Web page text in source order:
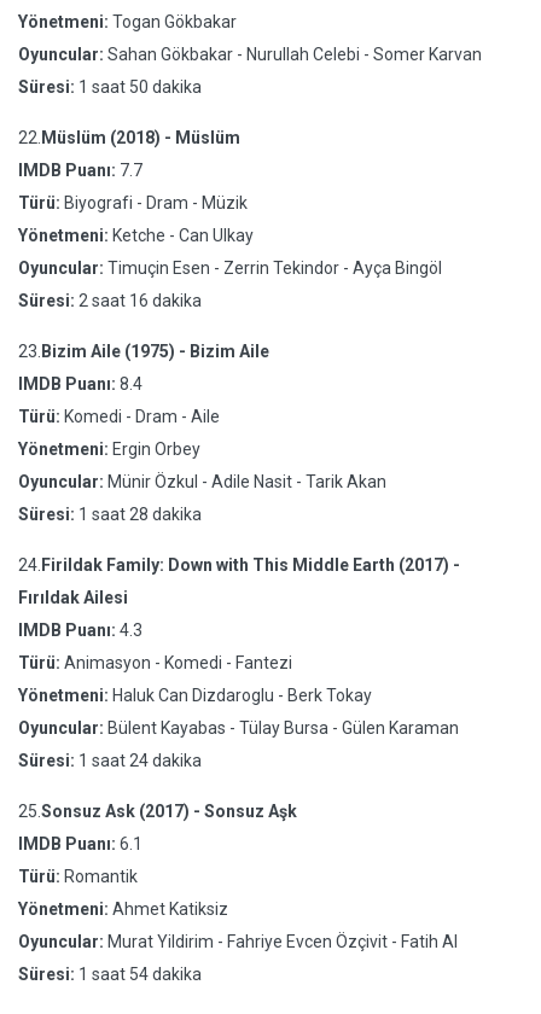
Yönetmeni: Togan Gökbakar
Oyuncular: Sahan Gökbakar - Nurullah Celebi - Somer Karvan
Süresi: 1 saat 50 dakika
22. Müslüm (2018) - Müslüm
IMDB Puanı: 7.7
Türü: Biyografi - Dram - Müzik
Yönetmeni: Ketche - Can Ulkay
Oyuncular: Timuçin Esen - Zerrin Tekindor - Ayça Bingöl
Süresi: 2 saat 16 dakika
23. Bizim Aile (1975) - Bizim Aile
IMDB Puanı: 8.4
Türü: Komedi - Dram - Aile
Yönetmeni: Ergin Orbey
Oyuncular: Münir Özkul - Adile Nasit - Tarik Akan
Süresi: 1 saat 28 dakika
24. Firildak Family: Down with This Middle Earth (2017) -
Fırıldak Ailesi
IMDB Puanı: 4.3
Türü: Animasyon - Komedi - Fantezi
Yönetmeni: Haluk Can Dizdaroglu - Berk Tokay
Oyuncular: Bülent Kayabas - Tülay Bursa - Gülen Karaman
Süresi: 1 saat 24 dakika
25. Sonsuz Ask (2017) - Sonsuz Aşk
IMDB Puanı: 6.1
Türü: Romantik
Yönetmeni: Ahmet Katiksiz
Oyuncular: Murat Yildirim - Fahriye Evcen Özçivit - Fatih Al
Süresi: 1 saat 54 dakika